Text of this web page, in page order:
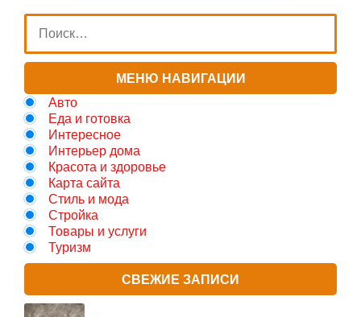
МЕНЮ НАВИГАЦИИ
Авто
Еда и готовка
Интересное
Интерьер дома
Красота и здоровье
Карта сайта
Стиль и мода
Стройка
Товары и услуги
Туризм
СВЕЖИЕ ЗАПИСИ